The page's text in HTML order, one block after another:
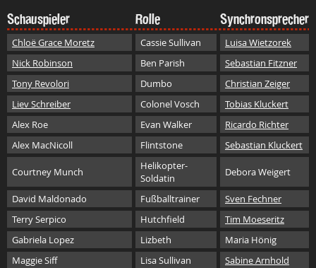
Schauspieler Rolle Synchronsprecher
Chloë Grace Moretz Cassie Sullivan
Luisa Wietzorek
Nick Robinson
Ben Parish
Sebastian Fitzner
Tony Revolori
Dumbo
Christian Zeiger
Liev Schreiber
Colonel Vosch
Tobias Kluckert
Alex Roe
Evan Walker
Ricardo Richter
Alex MacNicoll
Flintstone Sebastian Kluckert
Courtney Munch
Helikopter-
Soldatin
Debora Weigert
David Maldonado Fußballtrainer
Sven Fechner
Terry Serpico
Hutchfield
Tim Moeseritz
Gabriela Lopez
Lizbeth
Maria Hönig
Maggie Siff
Lisa Sullivan
Sabine Arnhold